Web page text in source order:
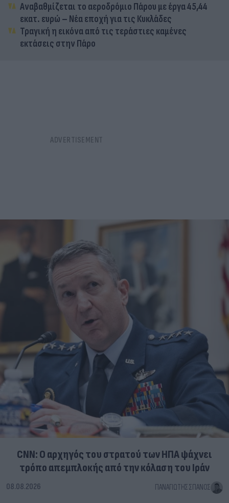
Αναβαθμίζεται το αεροδρόμιο Πάρου με έργα 45,44
εκατ. ευρώ – Νέα εποχή για τις Κυκλάδες
Τραγική η εικόνα από τις τεράστιες καμένες
εκτάσεις στην Πάρο
CNN: Ο αρχηγός του στρατού των ΗΠΑ ψάχνει
τρόπο απεμπλοκής από την κόλαση του Ιράν
08.08.2026 ΠΑΝΑΓΙΏΤΗΣ ΣΠΑΝΌΣ